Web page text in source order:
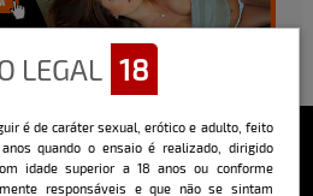
LEGAL 18
é de caráter sexual, erótico e adulto, feito
quando o ensaio é realizado, dirigido
idade superior a 18 anos ou conforme
responsáveis e que não se sintam
o Bella